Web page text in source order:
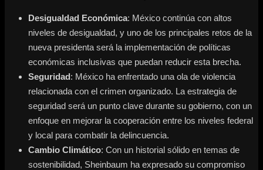
Desigualdad Económica: México continúa con altos
niveles de desigualdad, y uno de los principales retos de la
nueva presidenta será la implementación de políticas
económicas inclusivas que puedan reducir esta brecha.
Seguridad: México ha enfrentado una ola de violencia
relacionada con el crimen organizado. La estrategia de
seguridad será un punto clave durante su gobierno, con un
enfoque en mejorar la cooperación entre los niveles federal
y local para combatir la delincuencia.
Cambio Climático: Con un historial sólido en temas de
sostenibilidad, Sheinbaum ha expresado su compromiso